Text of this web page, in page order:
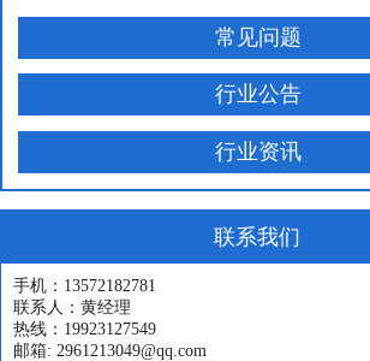
常见问题
行业公告
行业资讯
联系我们
手机：13572182781
联系人：黄经理
热线：19923127549
邮箱: 2961213049@qq.com